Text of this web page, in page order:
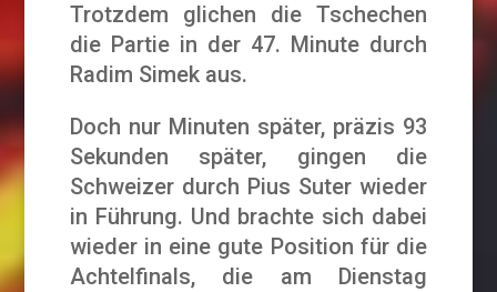
Trotzdem glichen die Tschechen
die Partie in der 47. Minute durch
Radim Simek aus.
Doch nur Minuten später, präzis 93
Sekunden später, gingen die
Schweizer durch Pius Suter wieder
in Führung. Und brachte sich dabei
wieder in eine gute Position für die
Achtelfinals, die am Dienstag